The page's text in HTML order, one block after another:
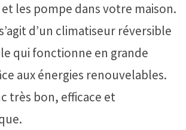
les pompe dans votre maison.
d’un climatiseur réversible
qui fonctionne en grande
aux énergies renouvelables.
très bon, efficace et